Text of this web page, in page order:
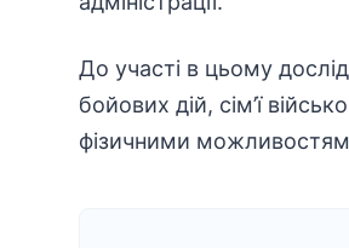
До участі в цьому
бойових дій, сім’ї
фізичними